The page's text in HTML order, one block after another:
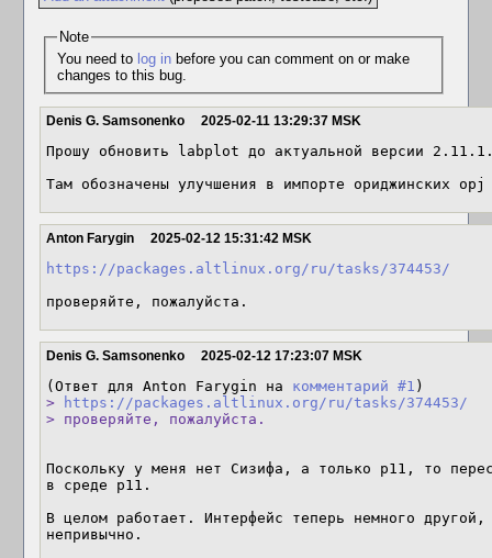
Note
You need to log inbefore you can comment on or make
changes to this bug.
Denis G. Samsonenko 2025-02-11 13:29:37 MSK
Прошу обновить labplot до актуальной версии
Там обозначены улучшения в импорте ориджинских
Anton Farygin 2025-02-12 15:31:42 MSK
https://packages.altlinux.org/ru/tasks/374453/
проверяйте, пожалуйста.
Denis G. Samsonenko 2025-02-12 17:23:07 MSK
(Ответ для Anton Farygin на комментарий #1
>
https://packages.altlinux.org/ru/tasks/374453/
> проверяйте, пожалуйста.
Поскольку у меня нет Сизифа, а только p11, то
в среде p11.
В целом работает. Интерфейс теперь немного
непривычно.